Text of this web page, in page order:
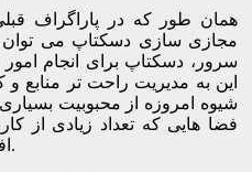
همان طور که در پاراگراف
مجازی سازی دسکتاپ می توان
سرور، دسکتاپ برای انجام امور
این به مدیریت راحت تر منابع
شیوه امروزه از محبوبیت
فضا هایی که تعداد زیادی از
افزاری بهره ببرند، برخوردار است.